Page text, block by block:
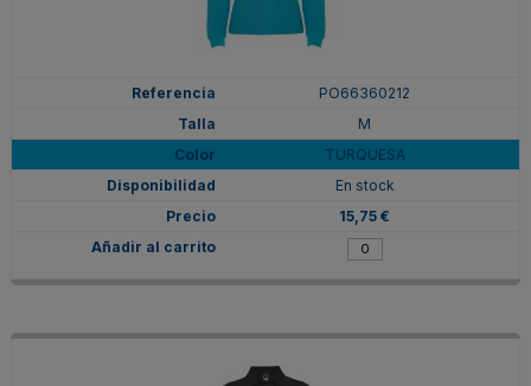
PO66360212
M
TURQUESA
En stock
15,75 €